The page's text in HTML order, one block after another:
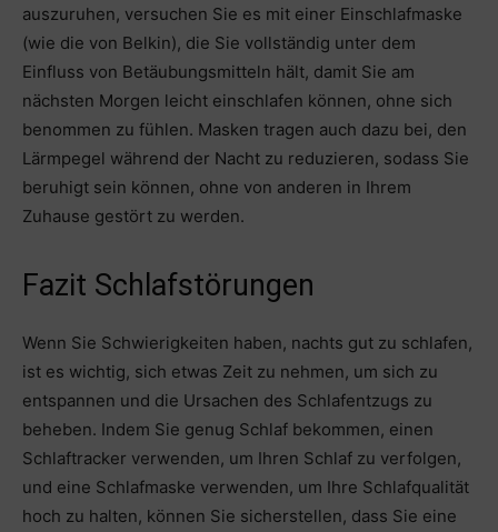
auszuruhen, versuchen Sie es mit einer Einschlafmaske
(wie die von Belkin), die Sie vollständig unter dem
Einfluss von Betäubungsmitteln hält, damit Sie am
nächsten Morgen leicht einschlafen können, ohne sich
benommen zu fühlen. Masken tragen auch dazu bei, den
Lärmpegel während der Nacht zu reduzieren, sodass Sie
beruhigt sein können, ohne von anderen in Ihrem
Zuhause gestört zu werden.
Fazit Schlafstörungen
Wenn Sie Schwierigkeiten haben, nachts gut zu schlafen,
ist es wichtig, sich etwas Zeit zu nehmen, um sich zu
entspannen und die Ursachen des Schlafentzugs zu
beheben. Indem Sie genug Schlaf bekommen, einen
Schlaftracker verwenden, um Ihren Schlaf zu verfolgen,
und eine Schlafmaske verwenden, um Ihre Schlafqualität
hoch zu halten, können Sie sicherstellen, dass Sie eine